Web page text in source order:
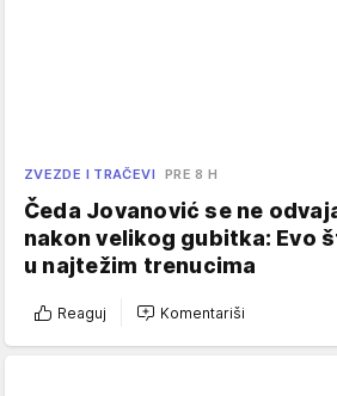
ZVEZDE I TRAČEVI PRE 8 H
Čeda Jovanović se ne
nakon velikog gubitka: Evo
u najtežim trenucima
Reaguj Komentariši